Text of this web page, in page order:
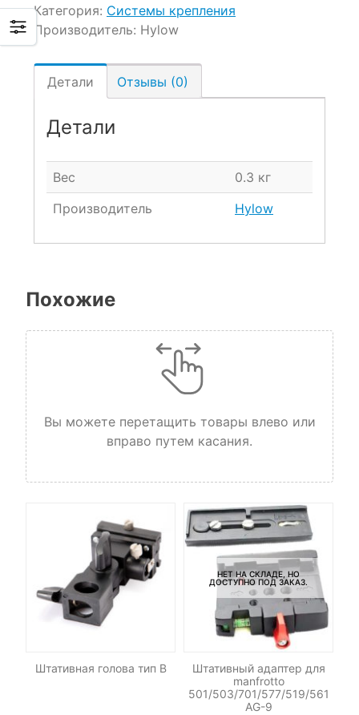
Категория: Системы крепления
Производитель: Hylow
Детали Отзывы (0)
Детали
Вес
0.3 кг
Производитель
Hylow
Похожие
Вы можете перетащить товары влево или
вправо путем касания.
Штативная голова тип B
НЕТ НА СКЛАДЕ, НО
ДОСТУПНО ПОД ЗАКАЗ.
Штативный адаптер для
manfrotto
501/503/701/577/519/561
AG-9